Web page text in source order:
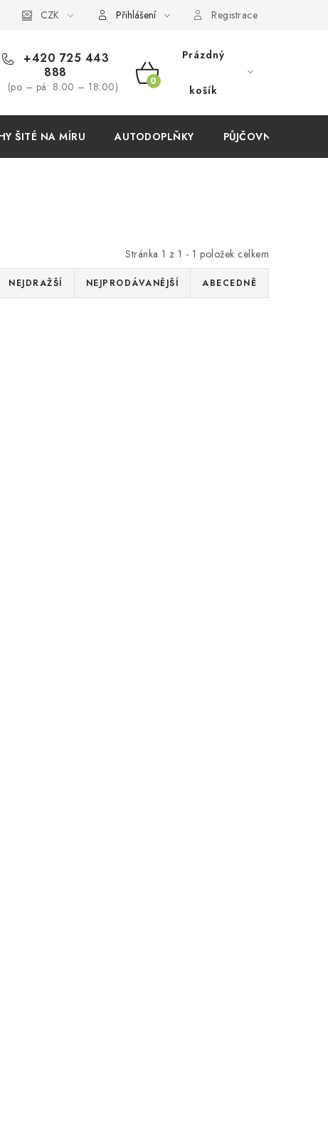
podmínky
CZK Přihlášení Registrace
+420 725 443
888
(po – pá: 8:00 – 18:00)
NÁKUPNÍ
Prázdný
košík
ŠITÉ NA MÍRU AUTODOPLŇKY PŮJČOVNA
Stránka 1 z 1 - 1 položek celkem
NEJDRAŽŠÍ NEJPRODÁVANĚJŠÍ ABECEDNĚ